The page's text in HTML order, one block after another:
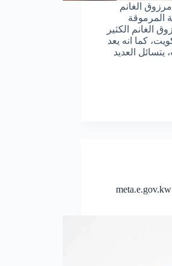
الغانم
المرموقة
الغانم الكثير
كما انه يعد
العديد
رابط حجز موعد في منصة متى meta.e.gov.kw